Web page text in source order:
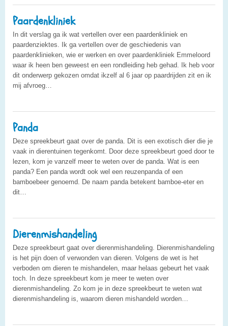
Paardenkliniek
In dit verslag ga ik wat vertellen over een paardenkliniek en
paardenziektes. Ik ga vertellen over de geschiedenis van
paardenklinieken, wie er werken en over paardenkliniek Emmeloord
waar ik heen ben geweest en een rondleiding heb gehad. Ik heb voor
dit onderwerp gekozen omdat ikzelf al 6 jaar op paardrijden zit en ik
mij afvroeg…
Panda
Deze spreekbeurt gaat over de panda. Dit is een exotisch dier die je
vaak in dierentuinen tegenkomt. Door deze spreekbeurt goed door te
lezen, kom je vanzelf meer te weten over de panda. Wat is een
panda? Een panda wordt ook wel een reuzenpanda of een
bamboebeer genoemd. De naam panda betekent bamboe-eter en
dit…
Dierenmishandeling
Deze spreekbeurt gaat over dierenmishandeling. Dierenmishandeling
is het pijn doen of verwonden van dieren. Volgens de wet is het
verboden om dieren te mishandelen, maar helaas gebeurt het vaak
toch. In deze spreekbeurt kom je meer te weten over
dierenmishandeling. Zo kom je in deze spreekbeurt te weten wat
dierenmishandeling is, waarom dieren mishandeld worden…